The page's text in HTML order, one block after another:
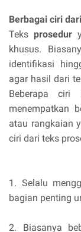
Berbagai ciri
Teks prosedur
khusus.
identifikasi
agar hasil dari
Beberapa
menempatkan
atau rangkaian
ciri dari teks
1. Selalu
bagian penting
2. Biasanya